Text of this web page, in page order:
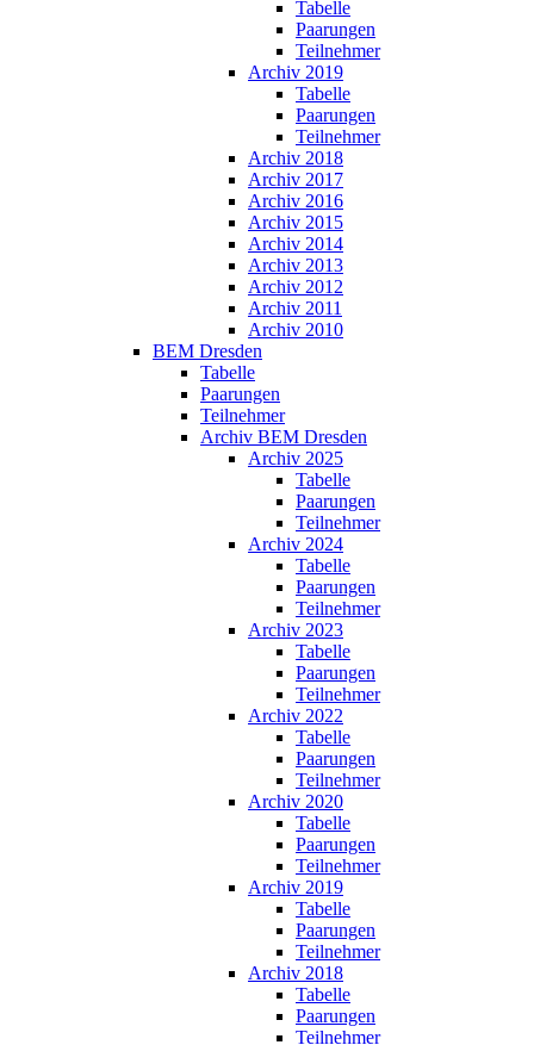
Tabelle
Paarungen
Teilnehmer
Archiv 2019
Tabelle
Paarungen
Teilnehmer
Archiv 2018
Archiv 2017
Archiv 2016
Archiv 2015
Archiv 2014
Archiv 2013
Archiv 2012
Archiv 2011
Archiv 2010
BEM Dresden
Tabelle
Paarungen
Teilnehmer
Archiv BEM Dresden
Archiv 2025
Tabelle
Paarungen
Teilnehmer
Archiv 2024
Tabelle
Paarungen
Teilnehmer
Archiv 2023
Tabelle
Paarungen
Teilnehmer
Archiv 2022
Tabelle
Paarungen
Teilnehmer
Archiv 2020
Tabelle
Paarungen
Teilnehmer
Archiv 2019
Tabelle
Paarungen
Teilnehmer
Archiv 2018
Tabelle
Paarungen
Teilnehmer